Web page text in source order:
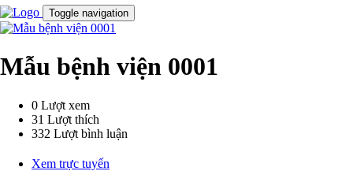
Toggle navigation
Mẫu bệnh viện 0001
0 Lượt xem
31 Lượt thích
332 Lượt bình luận
Xem trực tuyến